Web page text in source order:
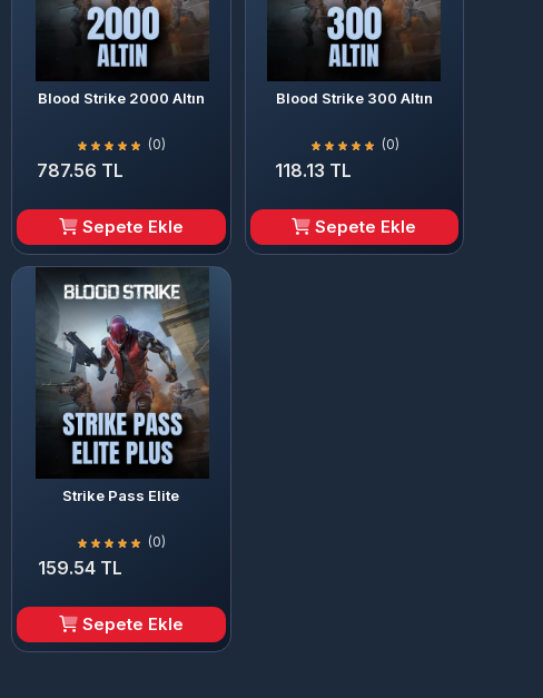
Blood Strike 2000 Altın
(0)
787.56 TL
Sepete Ekle
Blood Strike 300 Altın
(0)
118.13 TL
Sepete Ekle
Strike Pass Elite
(0)
159.54 TL
Sepete Ekle